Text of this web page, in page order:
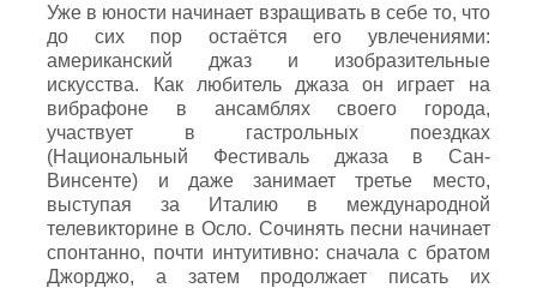
Уже в юности начинает взращивать в себе то, что
до сих пор остаётся его увлечениями:
американский джаз и изобразительные
искусства. Как любитель джаза он играет на
вибрафоне в ансамблях своего города,
участвует в гастрольных поездках
(Национальный Фестиваль джаза в Сан-
Винсенте) и даже занимает третье место,
выступая за Италию в международной
телевикторине в Осло. Сочинять песни начинает
спонтанно, почти интуитивно: сначала с братом
Джорджо, а затем продолжает писать их